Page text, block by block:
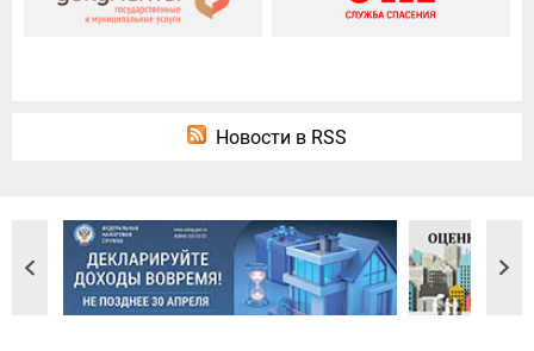
Новости в RSS